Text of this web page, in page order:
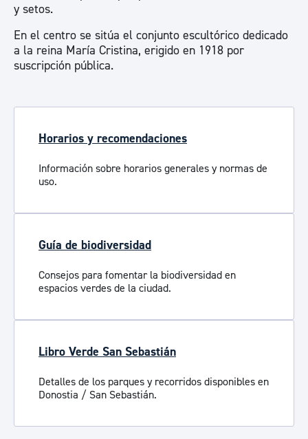
y setos.
En el centro se sitúa el conjunto escultórico dedicado
a la reina María Cristina, erigido en 1918 por
suscripción pública.
Horarios y recomendaciones
Información sobre horarios generales y normas de
uso.
Guía de biodiversidad
Consejos para fomentar la biodiversidad en
espacios verdes de la ciudad.
Libro Verde San Sebastián
Detalles de los parques y recorridos disponibles en
Donostia / San Sebastián.